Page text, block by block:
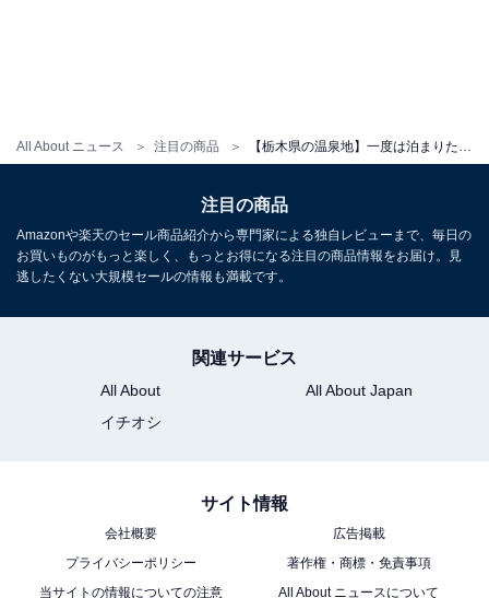
All About ニュース 注目の商品
アクセス
交通手段：東北自動車道 西那須野塩原I.Cより35分／東
北新幹線那須塩原より路線バス60分終点下車。送迎車有
り、要予約。
チェックイン・チェックアウト
チェックイン：15:00
チェックアウト：10:00
注目の商品
Amazonや楽天のセール商品紹介から専門家による独自レビューまで、毎日の
お買いものがもっと楽しく、もっとお得になる注目の商品情報をお届け。見
逃したくない大規模セールの情報も満載です。
関連サービス
All About
All About Japan
イチオシ
サイト情報
会社概要
広告掲載
プライバシーポリシー
著作権・商標・免責事項
当サイトの情報についての注意
All About ニュースについて